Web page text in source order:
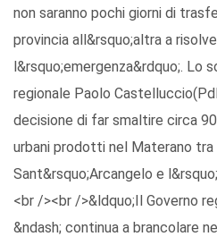
non saranno pochi giorni di
provincia all&rsquo;altra a
l&rsquo;emergenza&rdquo;. Lo
regionale Paolo
decisione di far smaltire circa
urbani prodotti nel Materano tra
Sant&rsquo;Arcangelo e
<br /><br />&ldquo;Il Governo
&ndash; continua a brancolare